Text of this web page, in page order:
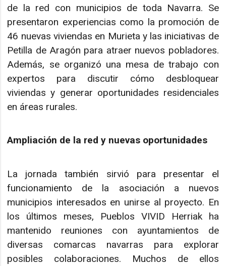
de la red con municipios de toda Navarra. Se
presentaron experiencias como la promoción de
46 nuevas viviendas en Murieta y las iniciativas de
Petilla de Aragón para atraer nuevos pobladores.
Además, se organizó una mesa de trabajo con
expertos para discutir cómo desbloquear
viviendas y generar oportunidades residenciales
en áreas rurales.
Ampliación de la red y nuevas oportunidades
La jornada también sirvió para presentar el
funcionamiento de la asociación a nuevos
municipios interesados en unirse al proyecto. En
los últimos meses, Pueblos VIVID Herriak ha
mantenido reuniones con ayuntamientos de
diversas comarcas navarras para explorar
posibles colaboraciones. Muchos de ellos